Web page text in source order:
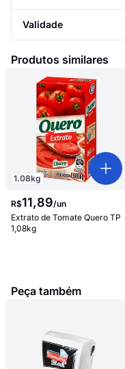
Validade
Produtos similares
1.08kg
R$11,89/un
Extrato de Tomate Quero TP
1,08kg
Peça também